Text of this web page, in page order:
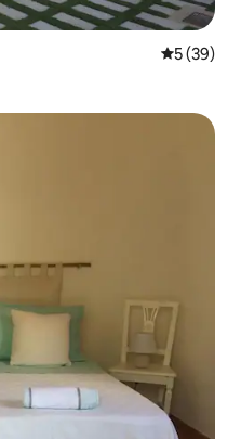
5 (39)